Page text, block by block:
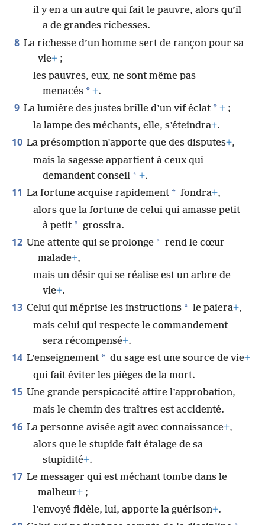
il y en a un autre qui fait le pauvre, alors qu’il
a de grandes richesses.
8 La richesse d’un homme sert de rançon pour sa
vie+ ;
les pauvres, eux, ne sont même pas
menacés * +.
9 La lumière des justes brille d’un vif éclat * + ;
la lampe des méchants, elle, s’éteindra+.
10 La présomption n’apporte que des disputes+,
mais la sagesse appartient à ceux qui
demandent conseil * +.
11 La fortune acquise rapidement * fondra+,
alors que la fortune de celui qui amasse petit
à petit * grossira.
12 Une attente qui se prolonge * rend le cœur
malade+,
mais un désir qui se réalise est un arbre de
vie+.
13 Celui qui méprise les instructions * le paiera+,
mais celui qui respecte le commandement
sera récompensé+.
14 L’enseignement * du sage est une source de vie+
qui fait éviter les pièges de la mort.
15 Une grande perspicacité attire l’approbation,
mais le chemin des traîtres est accidenté.
16 La personne avisée agit avec connaissance+,
alors que le stupide fait étalage de sa
stupidité+.
17 Le messager qui est méchant tombe dans le
malheur+ ;
l’envoyé fidèle, lui, apporte la guérison+.